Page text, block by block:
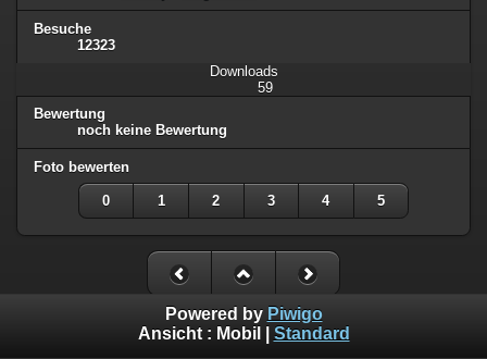
Besuche
12323
Downloads
59
Bewertung
noch keine Bewertung
Foto bewerten
0 1 2 3 4 5
Powered by Piwigo
Ansicht : Mobil Standard